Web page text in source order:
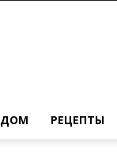
ДОМ РЕЦЕПТЫ